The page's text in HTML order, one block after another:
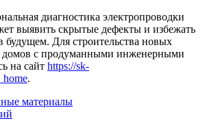
диагностика электропроводки
выявить скрытые дефекты и избежать
будущем. Для строительства новых
домов с продуманными инженерными
на сайт https://sk-
.
материалы